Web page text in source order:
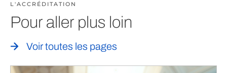
L'ACCRÉDITATION
Pour aller plus loin
Voir toutes les pages